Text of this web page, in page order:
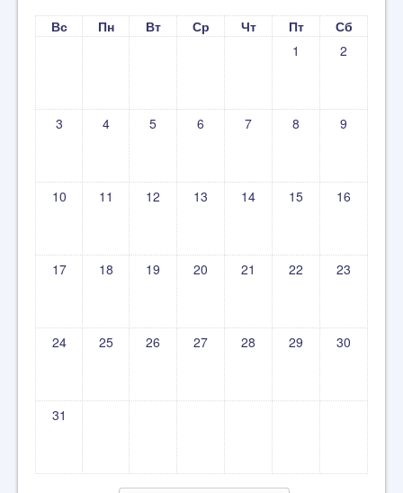
Вс Пн Вт Ср Чт Пт
Сб
1
2
3 4 5 6 7 8 9
10 11 12 13 14 15 16
17 18 19 20 21 22 23
24 25 26 27 28 29 30
31